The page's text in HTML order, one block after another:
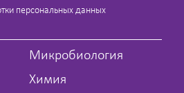
персональных данных
Микробиология
Химия